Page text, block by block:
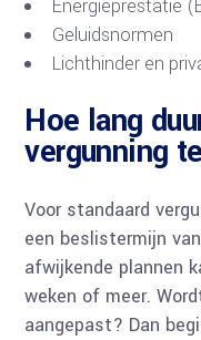
Energieprestatie
Geluidsnormen
Lichthinder en
Hoe lang
vergunning
Voor standaard
een beslistermijn
afwijkende plannen
weken of meer.
aangepast? Dan